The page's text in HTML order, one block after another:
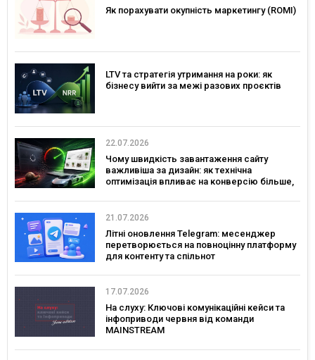
Як порахувати окупність маркетингу (ROMI)
LTV та стратегія утримання на роки: як
бізнесу вийти за межі разових проєктів
22.07.2026
Чому швидкість завантаження сайту
важливіша за дизайн: як технічна
оптимізація впливає на конверсію більше,
21.07.2026
Літні оновлення Telegram: месенджер
перетворюється на повноцінну платформу
для контенту та спільнот
17.07.2026
На слуху: Ключові комунікаційні кейси та
інфоприводи червня від команди
MAINSTREAM